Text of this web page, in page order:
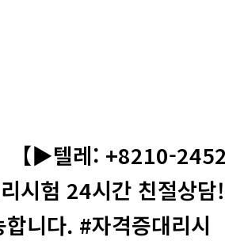
【▶텔레: +8210-
시험 24시간 친절상
니다. #자격증대리시